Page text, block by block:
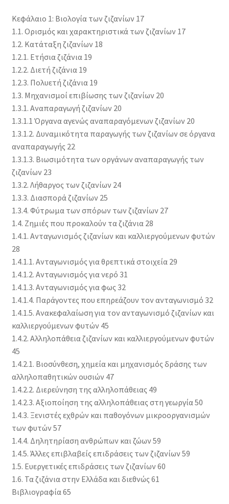
Κεφάλαιο 1: Βιολογία των ζιζανίων 17
1.1. Ορισμός και χαρακτηριστικά των ζιζανίων 17
1.2. Κατάταξη ζιζανίων 18
1.2.1. Ετήσια ζιζάνια 19
1.2.2. Διετή ζιζάνια 19
1.2.3. Πολυετή ζιζάνια 19
1.3. Μηχανισμοί επιβίωσης των ζιζανίων 20
1.3.1. Αναπαραγωγή ζιζανίων 20
1.3.1.1 Όργανα αγενώς αναπαραγόμενων ζιζανίων 20
1.3.1.2. Δυναμικότητα παραγωγής των ζιζανίων σε όργανα
αναπαραγωγής 22
1.3.1.3. Βιωσιμότητα των οργάνων αναπαραγωγής των
ζιζανίων 23
1.3.2. Λήθαργος των ζιζανίων 24
1.3.3. Διασπορά ζιζανίων 25
1.3.4. Φύτρωμα των σπόρων των ζιζανίων 27
1.4. Ζημιές που προκαλούν τα ζιζάνια 28
1.4.1. Ανταγωνισμός ζιζανίων και καλλιεργούμενων φυτών
28
1.4.1.1. Ανταγωνισμός για θρεπτικά στοιχεία 29
1.4.1.2. Ανταγωνισμός για νερό 31
1.4.1.3. Ανταγωνισμός για φως 32
1.4.1.4. Παράγοντες που επηρεάζουν τον ανταγωνισμό 32
1.4.1.5. Ανακεφαλαίωση για τον ανταγωνισμό ζιζανίων και
καλλιεργούμενων φυτών 45
1.4.2. Αλληλοπάθεια ζιζανίων και καλλιεργούμενων φυτών
45
1.4.2.1. Βιοσύνθεση, χημεία και μηχανισμός δράσης των
αλληλοπαθητικών ουσιών 47
1.4.2.2. Διερεύνηση της αλληλοπάθειας 49
1.4.2.3. Αξιοποίηση της αλληλοπάθειας στη γεωργία 50
1.4.3. Ξενιστές εχθρών και παθογόνων μικροοργανισμών
των φυτών 57
1.4.4. Δηλητηρίαση ανθρώπων και ζώων 59
1.4.5. Άλλες επιβλαβείς επιδράσεις των ζιζανίων 59
1.5. Ευεργετικές επιδράσεις των ζιζανίων 60
1.6. Τα ζιζάνια στην Ελλάδα και διεθνώς 61
Βιβλιογραφία 65